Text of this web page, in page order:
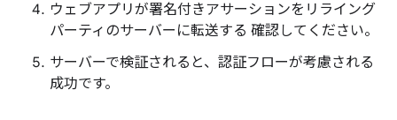
ウェブアプリが署名付きアサーションをリライング
パーティのサーバーに転送する 確認してください。
サーバーで検証されると、認証フローが考慮される
成功です。